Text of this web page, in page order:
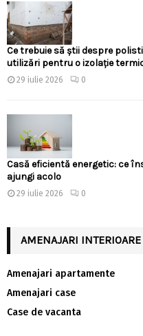
Ce trebuie să știi despre
utilizări pentru o izolație
29 iulie 2026 0
Casă eficientă energetic: ce
ajungi acolo
29 iulie 2026 0
AMENAJARI INTERIOARE
Amenajari apartamente
Amenajari case
Case de vacanta